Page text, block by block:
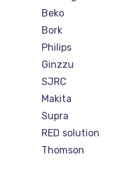
Beko
Bork
Philips
Ginzzu
SJRC
Makita
Supra
RED solution
Thomson